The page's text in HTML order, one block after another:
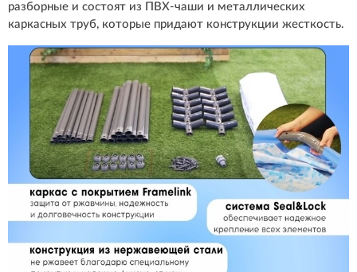
разборные и состоят из ПВХ-чаши и металлических
каркасных труб, которые придают конструкции жесткость.